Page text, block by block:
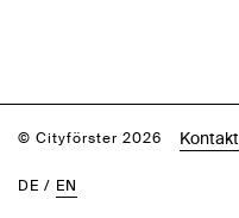
© Cityförster 2026 Kontakt
DE / EN